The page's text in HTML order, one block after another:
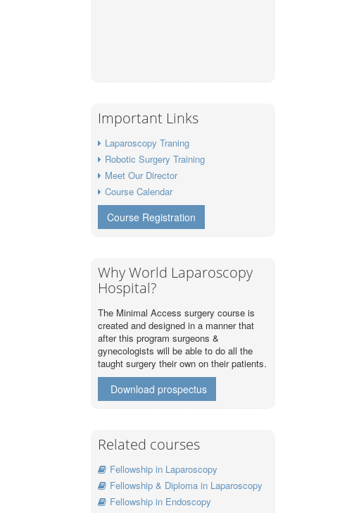
Important Links
Laparoscopy Traning
Robotic Surgery Training
Meet Our Director
Course Calendar
Course Registration
Why World Laparoscopy
Hospital?
The Minimal Access surgery course is
created and designed in a manner that
after this program surgeons &
gynecologists will be able to do all the
taught surgery their own on their patients.
Download prospectus
Related courses
Fellowship in Laparoscopy
Fellowship & Diploma in Laparoscopy
Fellowship in Endoscopy